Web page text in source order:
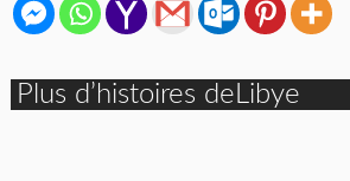
Plus d’histoires deLibye